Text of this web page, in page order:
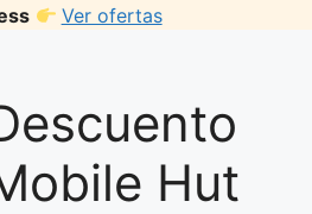
Ver ofertas
Hut